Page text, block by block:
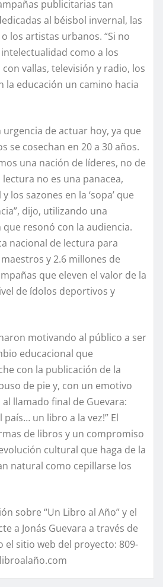
publicitarias tan
al béisbol invernal, las
los artistas urbanos. “Si no
como a los
vallas, televisión y radio, los
la educación un camino hacia
de actuar hoy, ya que
se cosechan en 20 a 30 años.
una nación de líderes, no de
no es una panacea,
los sazones en la ‘sopa’ que
dijo, utilizando una
resonó con la audiencia.
nacional de lectura para
y 2.6 millones de
que eleven el valor de la
de ídolos deportivos y
motivando al público a ser
educacional que
con la publicación de la
de pie y, con un emotivo
llamado final de Guevara:
país… un libro a la vez!” El
de libros y un compromiso
cultural que haga de la
natural como cepillarse los
sobre “Un Libro al Año” y el
a Jonás Guevara a través de
el sitio web del proyecto: 809-